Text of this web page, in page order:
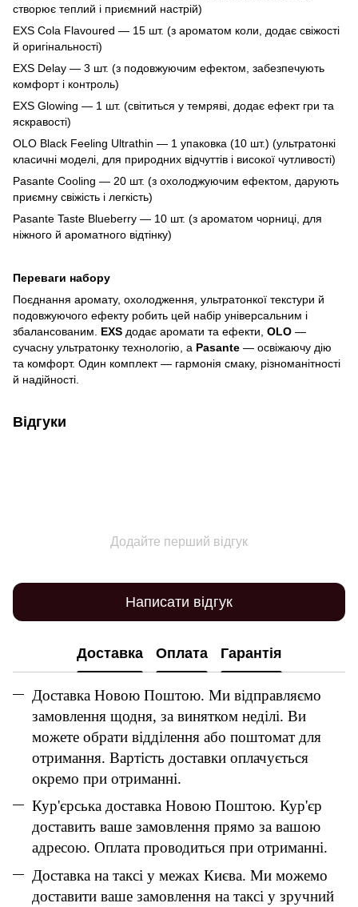
створює теплий і приємний настрій)
EXS Cola Flavoured — 15 шт. (з ароматом коли, додає свіжості
й оригінальності)
EXS Delay — 3 шт. (з подовжуючим ефектом, забезпечують
комфорт і контроль)
EXS Glowing — 1 шт. (світиться у темряві, додає ефект гри та
яскравості)
OLO Black Feeling Ultrathin — 1 упаковка (10 шт.) (ультратонкі
класичні моделі, для природних відчуттів і високої чутливості)
Pasante Cooling — 20 шт. (з охолоджуючим ефектом, дарують
приємну свіжість і легкість)
Pasante Taste Blueberry — 10 шт. (з ароматом чорниці, для
ніжного й ароматного відтінку)
Переваги набору
Поєднання аромату, охолодження, ультратонкої текстури й
подовжуючого ефекту робить цей набір універсальним і
збалансованим. EXS додає аромати та ефекти, OLO —
сучасну ультратонку технологію, а Pasante — освіжаючу дію
та комфорт. Один комплект — гармонія смаку, різноманітності
й надійності.
Відгуки
Додайте перший відгук
Написати відгук
Доставка Оплата Гарантія
Доставка Новою Поштою. Ми відправляємо
замовлення щодня, за винятком неділі. Ви
можете обрати відділення або поштомат для
отримання. Вартість доставки оплачується
окремо при отриманні.
Кур'єрська доставка Новою Поштою. Кур'єр
доставить ваше замовлення прямо за вашою
адресою. Оплата проводиться при отриманні.
Доставка на таксі у межах Києва. Ми можемо
доставити ваше замовлення на таксі у зручний